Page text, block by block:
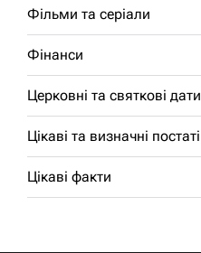
Фільми та серіали
Фінанси
Церковні та святкові дати
Цікаві та визначні постаті
Цікаві факти